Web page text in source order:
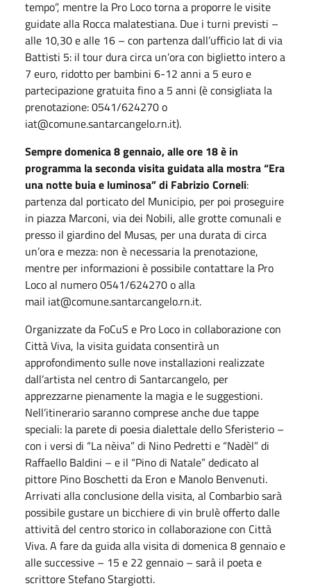
tempo”, mentre la Pro Loco torna a proporre le visite
guidate alla Rocca malatestiana. Due i turni previsti –
alle 10,30 e alle 16 – con partenza dall’ufficio Iat di via
Battisti 5: il tour dura circa un’ora con biglietto intero a
7 euro, ridotto per bambini 6-12 anni a 5 euro e
partecipazione gratuita fino a 5 anni (è consigliata la
prenotazione: 0541/624270 o
iat@comune.santarcangelo.rn.it).
Sempre domenica 8 gennaio, alle ore 18 è in
programma la seconda visita guidata alla mostra “Era
una notte buia e luminosa” di Fabrizio Corneli:
partenza dal porticato del Municipio, per poi proseguire
in piazza Marconi, via dei Nobili, alle grotte comunali e
presso il giardino del Musas, per una durata di circa
un’ora e mezza: non è necessaria la prenotazione,
mentre per informazioni è possibile contattare la Pro
Loco al numero 0541/624270 o alla
mail iat@comune.santarcangelo.rn.it.
Organizzate da FoCuS e Pro Loco in collaborazione con
Città Viva, la visita guidata consentirà un
approfondimento sulle nove installazioni realizzate
dall’artista nel centro di Santarcangelo, per
apprezzarne pienamente la magia e le suggestioni.
Nell’itinerario saranno comprese anche due tappe
speciali: la parete di poesia dialettale dello Sferisterio –
con i versi di “La nèiva” di Nino Pedretti e “Nadèl” di
Raffaello Baldini – e il “Pino di Natale” dedicato al
pittore Pino Boschetti da Eron e Manolo Benvenuti.
Arrivati alla conclusione della visita, al Combarbio sarà
possibile gustare un bicchiere di vin brulè offerto dalle
attività del centro storico in collaborazione con Città
Viva. A fare da guida alla visita di domenica 8 gennaio e
alle successive – 15 e 22 gennaio – sarà il poeta e
scrittore Stefano Stargiotti.